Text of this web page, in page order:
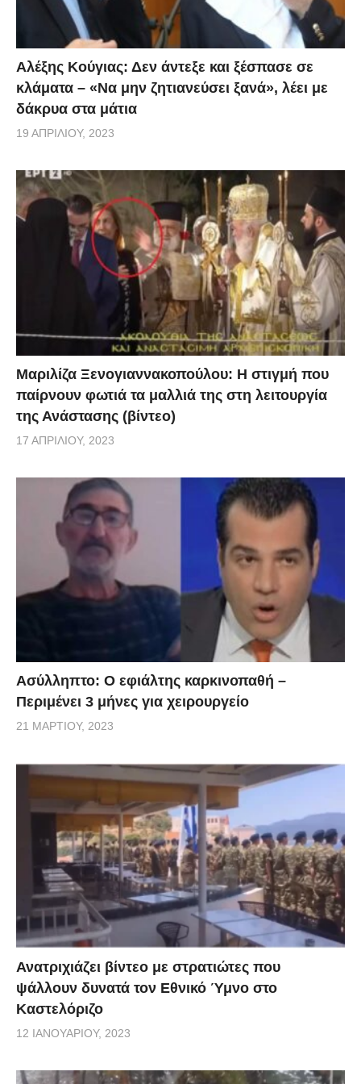
ψυχραιμία μας, να πάμε όλα καλά. Θα
επικοινωνήσουμε με το Αστεροσκοπείο και σε λίγα
ώρα θα έχουμε νεότερα για το πόσο ισχυρός ήταν ο
σεισμός που σημειώθηκε πριν από λίγα λεπτά».
Αλέξης Κούγιας: Δεν άντεξε και ξέσπασε σε
κλάματα – «Να μην ζητιανεύσει ξανά», λέει με
δάκρυα στα μάτια
19 ΑΠΡΙΛΊΟΥ, 2023
Μαριλίζα Ξενογιαννακοπούλου: Η στιγμή που
παίρνουν φωτιά τα μαλλιά της στη λειτουργία
της Ανάστασης (βίντεο)
17 ΑΠΡΙΛΊΟΥ, 2023
Ασύλληπτο: Ο εφιάλτης καρκινοπαθή –
Περιμένει 3 μήνες για χειρουργείο
21 ΜΑΡΤΊΟΥ, 2023
Ανατριχιάζει βίντεο με στρατιώτες που
ψάλλουν δυνατά τον Εθνικό Ύμνο στο
Καστελόριζο
12 ΙΑΝΟΥΑΡΊΟΥ, 2023